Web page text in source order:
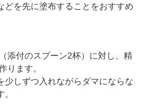
どを先に塗布することをおすすめ
添付のスプーン2杯）に対し、精
ります。
少しずつ入れながらダマにならな